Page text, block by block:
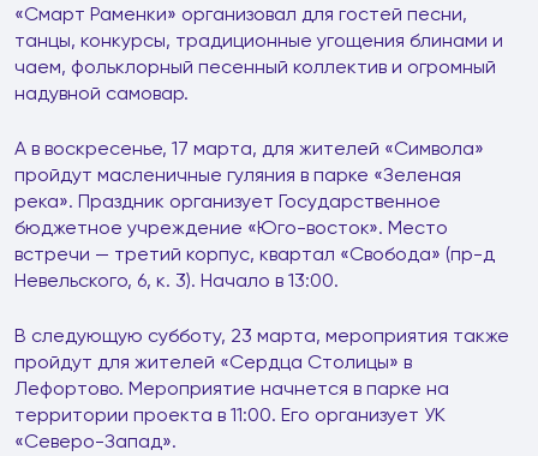
«Смарт Раменки» организовал для гостей песни,
танцы, конкурсы, традиционные угощения блинами и
чаем, фольклорный песенный коллектив и огромный
надувной самовар.
А в воскресенье, 17 марта, для жителей «Символа»
пройдут масленичные гуляния в парке «Зеленая
река». Праздник организует Государственное
бюджетное учреждение «Юго-восток». Место
встречи — третий корпус, квартал «Свобода» (пр-д
Невельского, 6, к. 3). Начало в 13:00.
В следующую субботу, 23 марта, мероприятия также
пройдут для жителей «Сердца Столицы» в
Лефортово. Мероприятие начнется в парке на
территории проекта в 11:00. Его организует УК
«Северо-Запад».